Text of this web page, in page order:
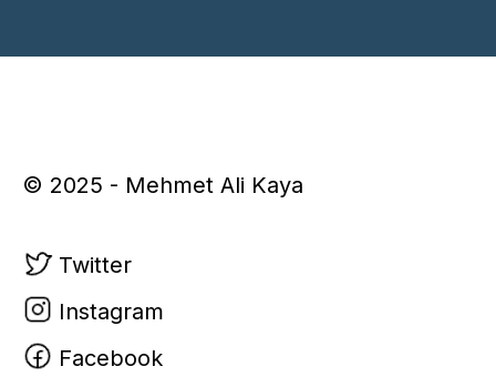
© 2025 - Mehmet Ali Kaya
Twitter
Instagram
Facebook